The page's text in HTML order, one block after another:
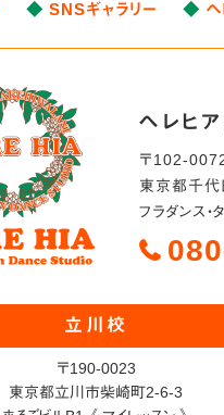
SNSギャラリー
ヘレヒ
〒102-
東京都千代
フラダンス・
立川校
〒190-0023
東京都立川市柴崎町2-6-3